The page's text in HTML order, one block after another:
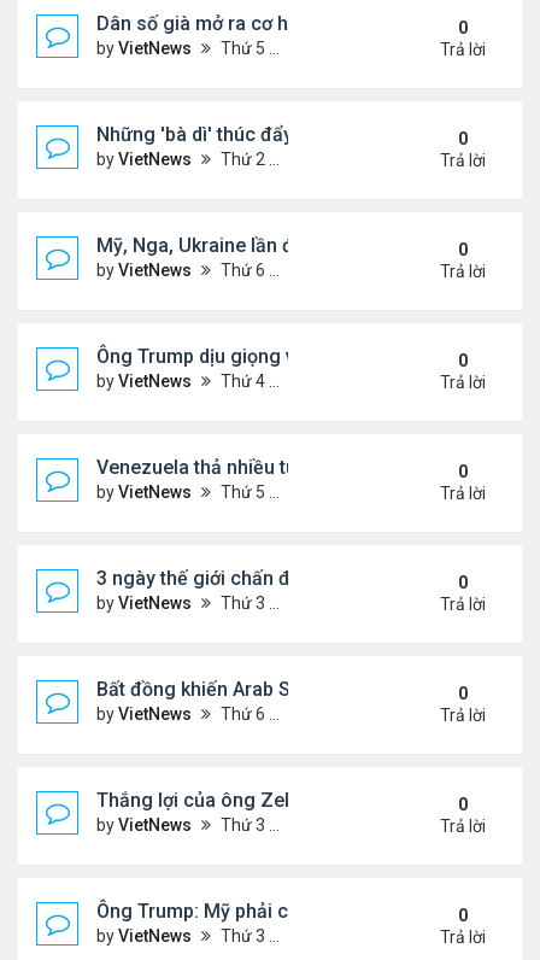
Dân số già mở ra cơ hội hợp tác cho Trung - Hàn
byVietNews Thứ 5 Tháng 2 19, 2026 6:00 pm
0
Trả lời
Những 'bà dì' thúc đẩy cơn sốt mua vàng ở Trung
byVietNews Thứ 2 Tháng 2 09, 2026 4:53 pm
0
Trả lời
Mỹ, Nga, Ukraine lần đầu họp trực tiếp để bàn kế
byVietNews Thứ 6 Tháng 1 23, 2026 4:44 pm
0
Trả lời
Ông Trump dịu giọng về Greenland
byVietNews Thứ 4 Tháng 1 14, 2026 5:26 pm
0
Trả lời
Venezuela thả nhiều tù nhân giữa sức ép từ Mỹ
byVietNews Thứ 5 Tháng 1 08, 2026 5:39 pm
0
Trả lời
3 ngày thế giới chấn động vì vụ Mỹ bắt Tổng
byVietNews Thứ 3 Tháng 1 06, 2026 4:43 pm
0
Trả lời
Bất đồng khiến Arab Saudi và UAE từ đồng minh
byVietNews Thứ 6 Tháng 1 02, 2026 5:25 pm
0
Trả lời
Thắng lợi của ông Zelensky khi hội đàm với ông
byVietNews Thứ 3 Tháng 12 30, 2025 4:49 pm
0
Trả lời
Ông Trump: Mỹ phải có được Greenland
byVietNews Thứ 3 Tháng 12 23, 2025 3:11 pm
0
Trả lời